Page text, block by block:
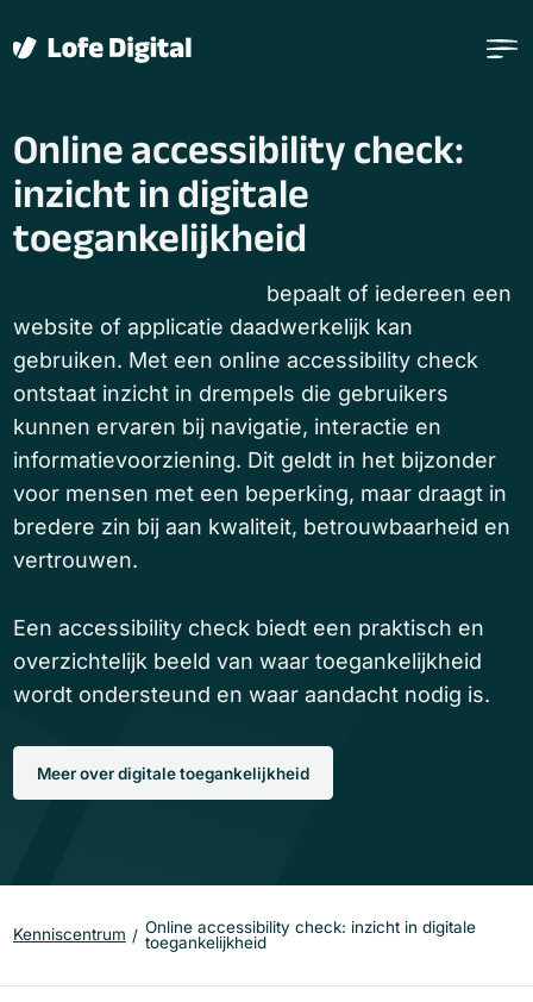
Online accessibility check:
inzicht in digitale
toegankelijkheid
bepaalt of iedereen een
website of applicatie daadwerkelijk kan
gebruiken. Met een online accessibility check
ontstaat inzicht in drempels die gebruikers
kunnen ervaren bij navigatie, interactie en
informatievoorziening. Dit geldt in het bijzonder
voor mensen met een beperking, maar draagt in
bredere zin bij aan kwaliteit, betrouwbaarheid en
vertrouwen.
Een accessibility check biedt een praktisch en
overzichtelijk beeld van waar toegankelijkheid
wordt ondersteund en waar aandacht nodig is.
Meer over digitale toegankelijkheid
Kenniscentrum
Online accessibility check: inzicht in digitale
toegankelijkheid